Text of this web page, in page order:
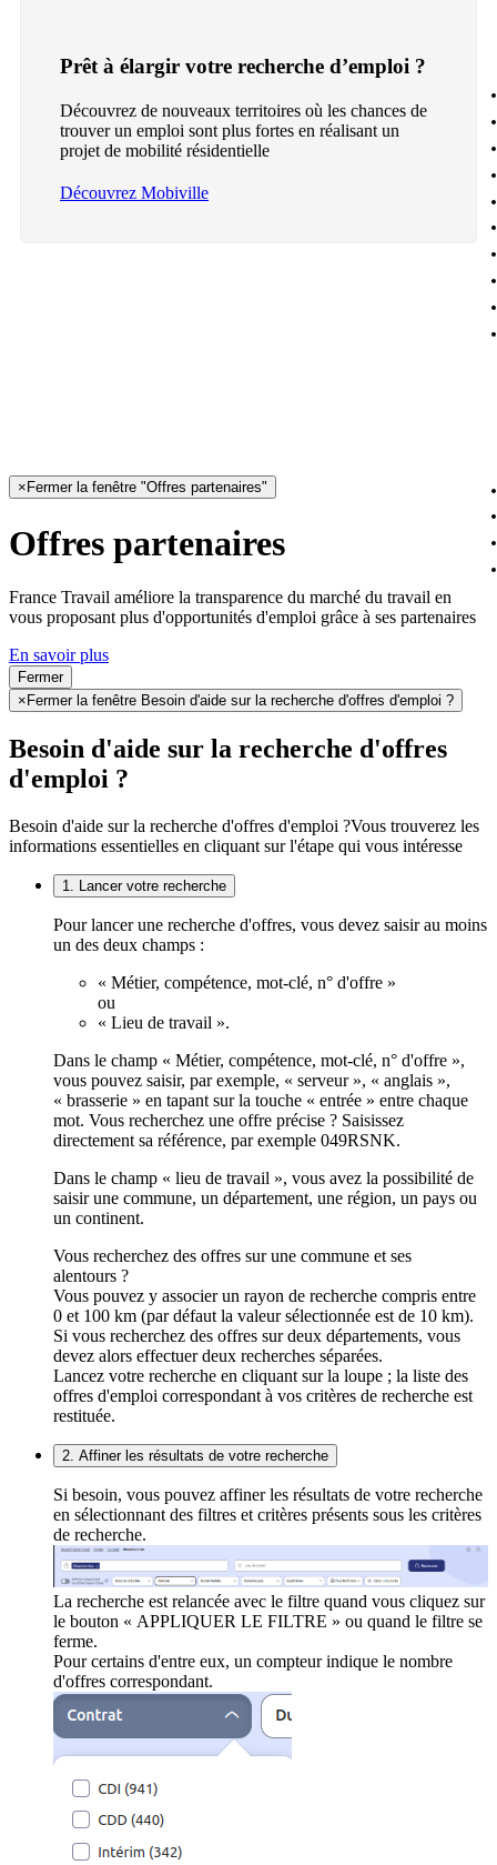
Prêt à élargir votre recherche d’emploi ?
Découvrez de nouveaux territoires où les chances de
trouver un emploi sont plus fortes en réalisant un
projet de mobilité résidentielle
Découvrez Mobiville
× Fermer la fenêtre "Offres partenaires"
Offres partenaires
France Travail améliore la transparence du marché du travail en
vous proposant plus d'opportunités d'emploi grâce à ses partenaires
En savoir plus
Fermer
× Fermer la fenêtre Besoin d'aide sur la recherche d'offres d'emploi ?
Besoin d'aide sur la recherche d'offres
d'emploi ?
Besoin d'aide sur la recherche d'offres d'emploi ?Vous trouverez les
informations essentielles en cliquant sur l'étape qui vous intéresse
1. Lancer votre recherche
Pour lancer une recherche d'offres, vous devez saisir au moins
un des deux champs :
« Métier, compétence, mot-clé, n° d'offre »
ou
« Lieu de travail ».
Dans le champ « Métier, compétence, mot-clé, n° d'offre »,
vous pouvez saisir, par exemple, « serveur », « anglais »,
« brasserie » en tapant sur la touche « entrée » entre chaque
mot. Vous recherchez une offre précise ? Saisissez
directement sa référence, par exemple 049RSNK.
Dans le champ « lieu de travail », vous avez la possibilité de
saisir une commune, un département, une région, un pays ou
un continent.
Vous recherchez des offres sur une commune et ses
alentours ?
Vous pouvez y associer un rayon de recherche compris entre
0 et 100 km (par défaut la valeur sélectionnée est de 10 km).
Si vous recherchez des offres sur deux départements, vous
devez alors effectuer deux recherches séparées.
Lancez votre recherche en cliquant sur la loupe ; la liste des
offres d'emploi correspondant à vos critères de recherche est
restituée.
2. Affiner les résultats de votre recherche
Si besoin, vous pouvez affiner les résultats de votre recherche
en sélectionnant des filtres et critères présents sous les critères
de recherche.
La recherche est relancée avec le filtre quand vous cliquez sur
le bouton « APPLIQUER LE FILTRE » ou quand le filtre se
ferme.
Pour certains d'entre eux, un compteur indique le nombre
d'offres correspondant.